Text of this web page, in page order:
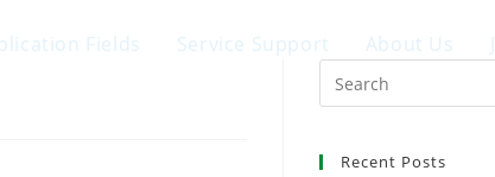
Fields Service Support About Us
Recent Posts